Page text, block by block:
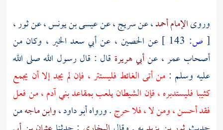
وروىالإمام أحمد، عنسريج، عنعيسى بن يونس، عنثور،
[ ص: عن الحصين ، عنأبي سعد الخير ، وكان من
أصحاب عمر، عنأبي هريرة قال : قال رسول الله صلى الله
عليه وسلم : من أتى الغائط فليستتر ، فإن لم يجد إلا أن يجمع
كثيبا فليستدبره ، فإن الشيطان يلعب بمقاعد بني آدم ، من فعل
فقد أحسن ، ومن لا ، فلا حرج. ورواهأبو داود،وابن ماجهمن